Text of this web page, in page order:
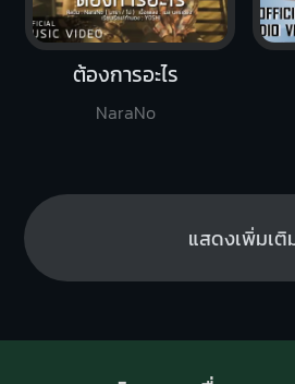
ต้องการอะไร
NaraNo
แสดงเพิ่มเติ